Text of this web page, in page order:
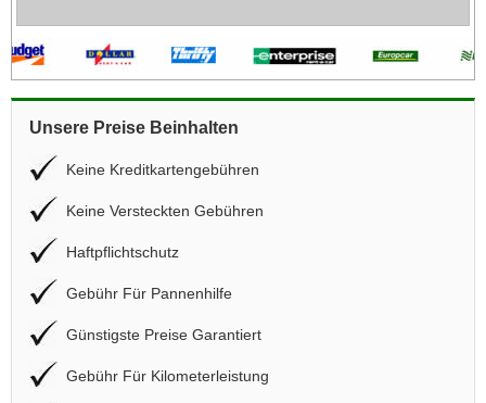
Unsere Preise Beinhalten
Keine Kreditkartengebühren
Keine Versteckten Gebühren
Haftpflichtschutz
Gebühr Für Pannenhilfe
Günstigste Preise Garantiert
Gebühr Für Kilometerleistung